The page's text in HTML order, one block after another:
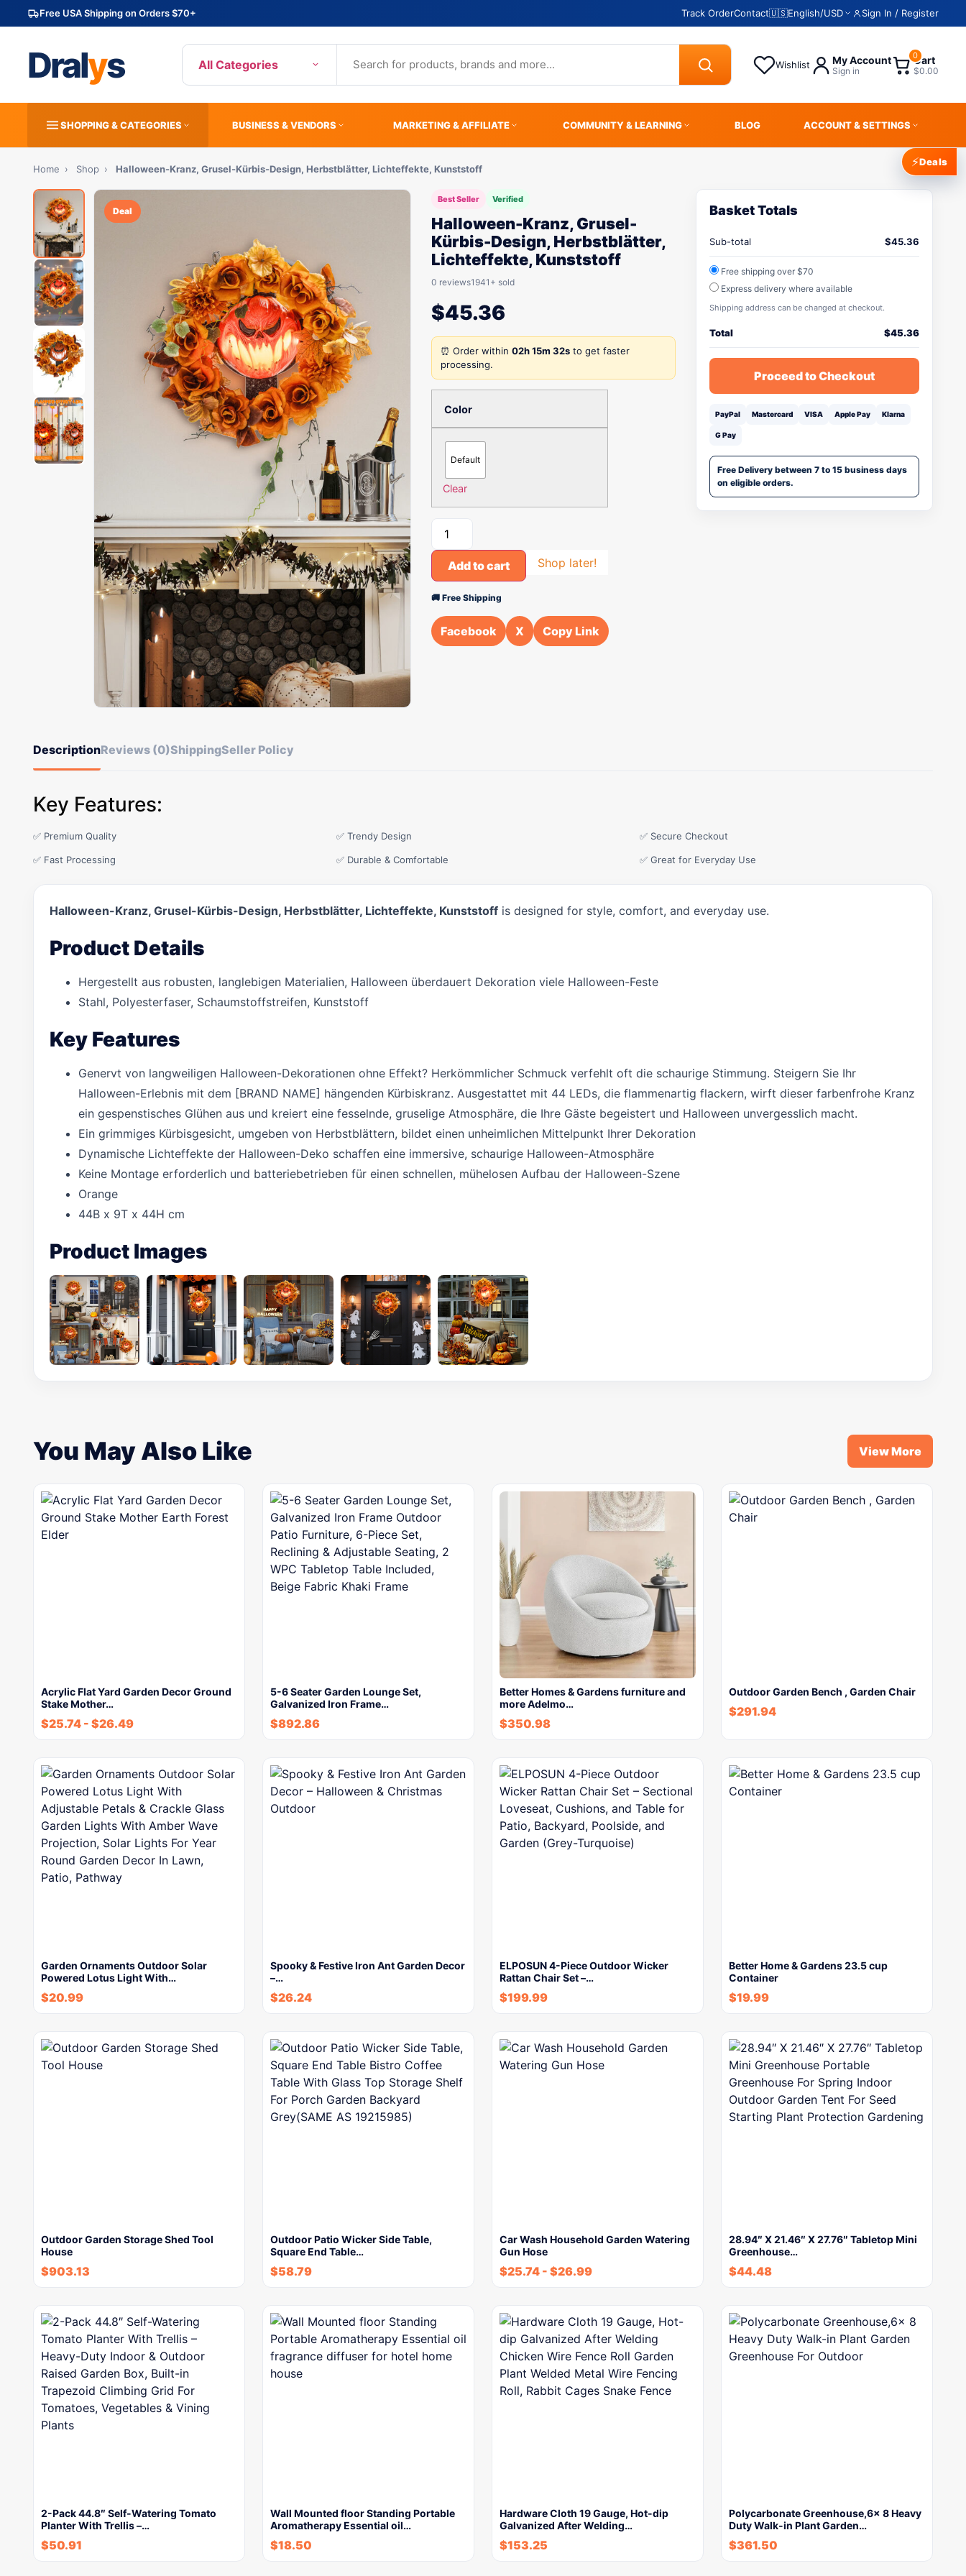
Free USA Shipping on Orders $70+ Track OrderContact🇺🇸English/USD Sign In / Register
Dralys All Categories Wishlist My Account
Sign in
0
Cart
$0.00
SHOPPING & CATEGORIES BUSINESS & VENDORS MARKETING & AFFILIATE COMMUNITY & LEARNING BLOG ACCOUNT & SETTINGS
Home › Shop › Halloween-Kranz, Grusel-Kürbis-Design, Herbstblätter, Lichteffekte, Kunststoff
Deal
Best Seller Verified
Halloween-Kranz, Grusel-
Kürbis-Design, Herbstblätter,
Lichteffekte, Kunststoff
0 reviews1941+ sold
$45.36
⏰ Order within 02h 15m 32s to get faster
processing.
Color
Default
Clear
Add to cart Shop later!
🚚 Free Shipping
Facebook X Copy Link
Basket Totals
Sub-total $45.36
Free shipping over $70
Express delivery where available
Shipping address can be changed at checkout.
Total $45.36
Proceed to Checkout
PayPal Mastercard VISA Apple Pay Klarna
G Pay
Free Delivery between 7 to 15 business days
on eligible orders.
DescriptionReviews (0)ShippingSeller Policy
Key Features:
✅ Premium Quality ✅ Trendy Design ✅ Secure Checkout
✅ Fast Processing ✅ Durable & Comfortable ✅ Great for Everyday Use
Halloween-Kranz, Grusel-Kürbis-Design, Herbstblätter, Lichteffekte, Kunststoff is designed for style, comfort, and everyday use.
Product Details
Hergestellt aus robusten, langlebigen Materialien, Halloween überdauert Dekoration viele Halloween-Feste
Stahl, Polyesterfaser, Schaumstoffstreifen, Kunststoff
Key Features
Genervt von langweiligen Halloween-Dekorationen ohne Effekt? Herkömmlicher Schmuck verfehlt oft die schaurige Stimmung. Steigern Sie Ihr
Halloween-Erlebnis mit dem [BRAND NAME] hängenden Kürbiskranz. Ausgestattet mit 44 LEDs, die flammenartig flackern, wirft dieser farbenfrohe Kranz
ein gespenstisches Glühen aus und kreiert eine fesselnde, gruselige Atmosphäre, die Ihre Gäste begeistert und Halloween unvergesslich macht.
Ein grimmiges Kürbisgesicht, umgeben von Herbstblättern, bildet einen unheimlichen Mittelpunkt Ihrer Dekoration
Dynamische Lichteffekte der Halloween-Deko schaffen eine immersive, schaurige Halloween-Atmosphäre
Keine Montage erforderlich und batteriebetrieben für einen schnellen, mühelosen Aufbau der Halloween-Szene
Orange
44B x 9T x 44H cm
Product Images
You May Also Like View More
Acrylic Flat Yard Garden Decor Ground
Stake Mother…
$25.74 - $26.49
5-6 Seater Garden Lounge Set,
Galvanized Iron Frame…
$892.86
Better Homes & Gardens furniture and
more Adelmo…
$350.98
Outdoor Garden Bench , Garden Chair
$291.94
Garden Ornaments Outdoor Solar
Powered Lotus Light With…
$20.99
Spooky & Festive Iron Ant Garden Decor
–…
$26.24
ELPOSUN 4-Piece Outdoor Wicker
Rattan Chair Set –…
$199.99
Better Home & Gardens 23.5 cup
Container
$19.99
Outdoor Garden Storage Shed Tool
House
$903.13
Outdoor Patio Wicker Side Table,
Square End Table…
$58.79
Car Wash Household Garden Watering
Gun Hose
$25.74 - $26.99
28.94″ X 21.46″ X 27.76″ Tabletop Mini
Greenhouse…
$44.48
2-Pack 44.8″ Self-Watering Tomato
Planter With Trellis –…
$50.91
Wall Mounted floor Standing Portable
Aromatherapy Essential oil…
$18.50
Hardware Cloth 19 Gauge, Hot-dip
Galvanized After Welding…
$153.25
Polycarbonate Greenhouse,6x 8 Heavy
Duty Walk-in Plant Garden…
$361.50
⚡Deals